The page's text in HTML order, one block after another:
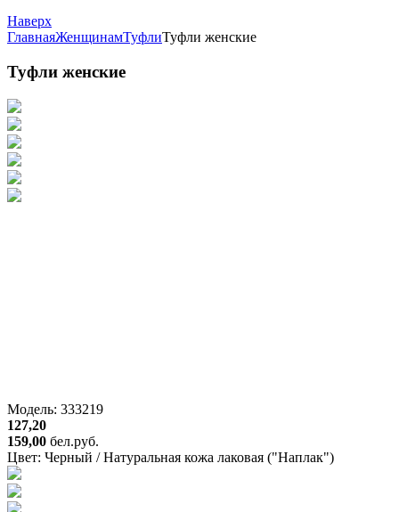
Наверх
ГлавнаяЖенщинамТуфлиТуфли женские
Туфли женские
Модель: 333219
127,20
159,00 бел.руб.
Цвет: Черный / Натуральная кожа лаковая ("Наплак")